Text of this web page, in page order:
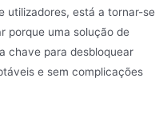
utilizadores, está a tornar-se
porque uma solução de
chave para desbloquear
e sem complicações